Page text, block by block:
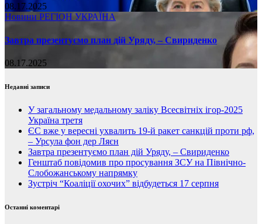
08.17.2025
Новини РЕГІОН УКРАЇНА
Завтра презентуємо план дій Уряду, – Свириденко
08.17.2025
Недавні записи
У загальному медальному заліку Всесвітніх ігор-2025
Україна третя
ЄС вже у вересні ухвалить 19-й ракет санкцій проти рф,
– Урсула фон дер Ляєн
Завтра презентуємо план дій Уряду, – Свириденко
Генштаб повідомив про просування ЗСУ на Північно-
Слобожанському напрямку
Зустріч “Коаліції охочих” відбудеться 17 серпня
Останні коментарі